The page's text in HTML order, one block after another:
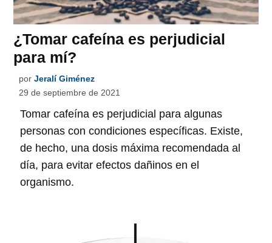
¿Tomar cafeína es perjudicial
para mí?
por Jeralí Giménez
29 de septiembre de 2021
Tomar cafeína es perjudicial para algunas
personas con condiciones específicas. Existe,
de hecho, una dosis máxima recomendada al
día, para evitar efectos dañinos en el
organismo.